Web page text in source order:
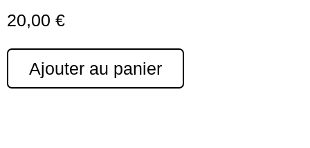
20,00 €
Ajouter au panier